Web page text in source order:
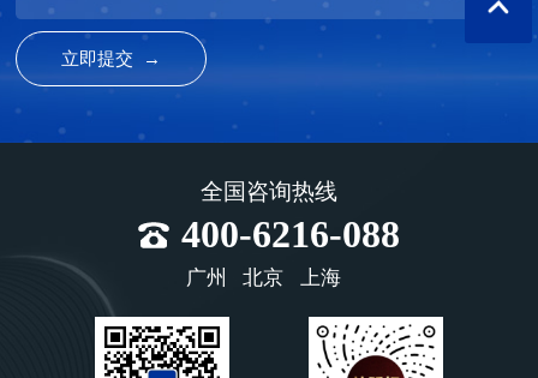
全国咨询热线
400-6216-088
广州 北京 上海